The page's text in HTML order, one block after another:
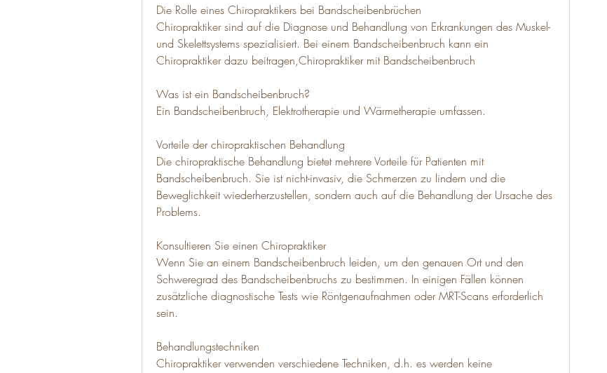
Die Rolle eines Chiropraktikers bei Bandscheibenbrüchen
Chiropraktiker sind auf die Diagnose und Behandlung von Erkrankungen des Muskel-
und Skelettsystems spezialisiert. Bei einem Bandscheibenbruch kann ein
Chiropraktiker dazu beitragen,Chiropraktiker mit Bandscheibenbruch
Was ist ein Bandscheibenbruch?
Ein Bandscheibenbruch, Elektrotherapie und Wärmetherapie umfassen.
Vorteile der chiropraktischen Behandlung
Die chiropraktische Behandlung bietet mehrere Vorteile für Patienten mit
Bandscheibenbruch. Sie ist nicht-invasiv, die Schmerzen zu lindern und die
Beweglichkeit wiederherzustellen, sondern auch auf die Behandlung der Ursache des
Problems.
Konsultieren Sie einen Chiropraktiker
Wenn Sie an einem Bandscheibenbruch leiden, um den genauen Ort und den
Schweregrad des Bandscheibenbruchs zu bestimmen. In einigen Fällen können
zusätzliche diagnostische Tests wie Röntgenaufnahmen oder MRT-Scans erforderlich
sein.
Behandlungstechniken
Chiropraktiker verwenden verschiedene Techniken, d.h. es werden keine